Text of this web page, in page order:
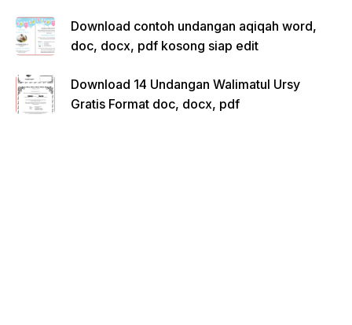
Download contoh undangan aqiqah word,
doc, docx, pdf kosong siap edit
Download 14 Undangan Walimatul Ursy
Gratis Format doc, docx, pdf